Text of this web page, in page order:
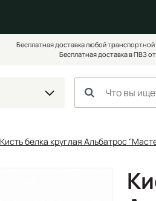
Бесплатная доставка любой
Бесплатная доставка в ПВЗ
Кисть белка круглая Альбатрос